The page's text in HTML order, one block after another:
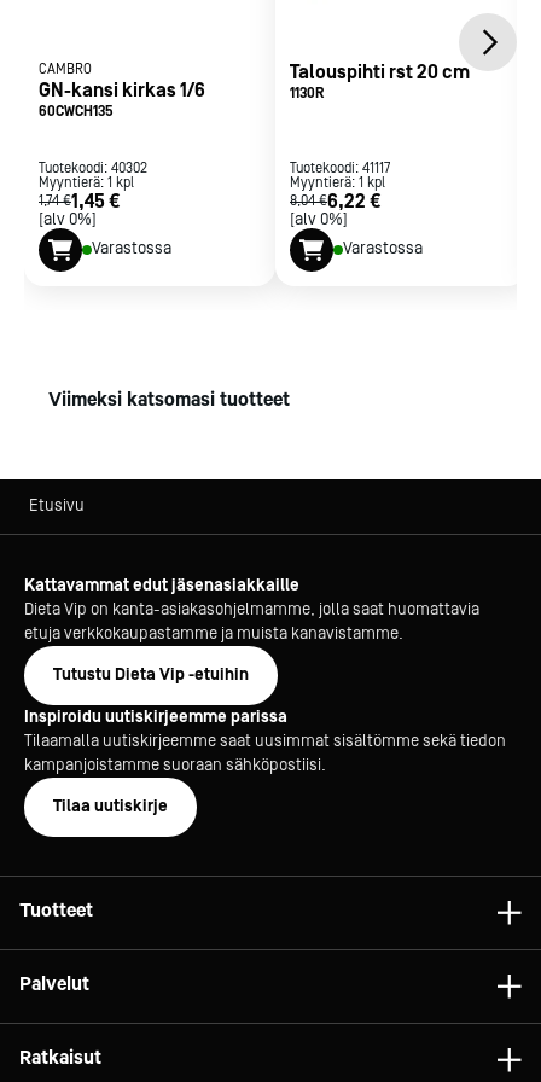
CAMBRO
GN-kansi kirkas 1/6
60CWCH135
Tuotekoodi: 40302
Myyntierä: 1 kpl
1,74 €1,45 €
[alv 0%]
Varastossa
Talouspihti rst 20 cm
1130R
Tuotekoodi: 41117
Myyntierä: 1 kpl
8,04 €6,22 €
[alv 0%]
Varastossa
Viimeksi katsomasi tuotteet
Etusivu
Kattavammat edut jäsenasiakkaille
Dieta Vip on kanta-asiakasohjelmamme, jolla saat huomattavia
etuja verkkokaupastamme ja muista kanavistamme.
Tutustu Dieta Vip -etuihin
Inspiroidu uutiskirjeemme parissa
Tilaamalla uutiskirjeemme saat uusimmat sisältömme sekä tiedon
kampanjoistamme suoraan sähköpostiisi.
Tilaa uutiskirje
Tuotteet
Tarvikkeet
Palvelut
Konsultointi
Ratkaisut